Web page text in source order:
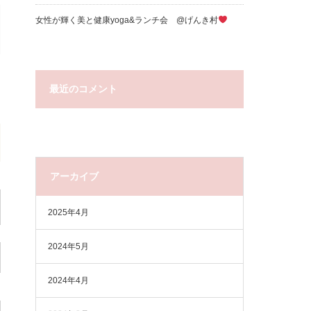
女性が輝く美と健康yoga&ランチ会 @げんき村
最近のコメント
アーカイブ
2025年4月
2024年5月
2024年4月